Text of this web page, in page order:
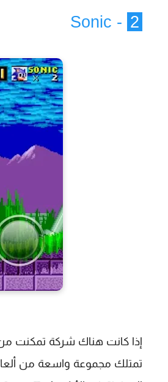
2
- Sonic
إذا كانت هناك شركة تمكنت
تمتلك مجموعة واسعة من ألعاب